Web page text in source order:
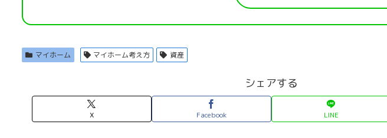
マイホーム マイホーム考え方 資産
シェアする
X Facebook LINE